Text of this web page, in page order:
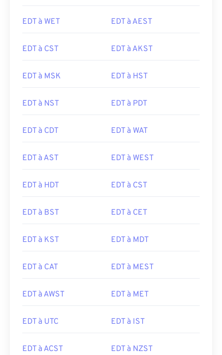
EDT à WET EDT à AEST
EDT à CST EDT à AKST
EDT à MSK EDT à HST
EDT à NST EDT à PDT
EDT à CDT EDT à WAT
EDT à AST EDT à WEST
EDT à HDT EDT à CST
EDT à BST EDT à CET
EDT à KST EDT à MDT
EDT à CAT EDT à MEST
EDT à AWST EDT à MET
EDT à UTC EDT à IST
EDT à ACST EDT à NZST